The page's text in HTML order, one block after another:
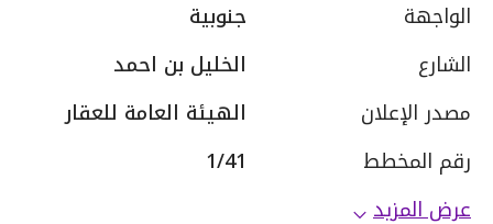
الواجهة
جنوبية
الشارع
الخليل بن احمد
مصدر الإعلان
الهيئة العامة للعقار
رقم المخطط
1/41
عرض المزيد